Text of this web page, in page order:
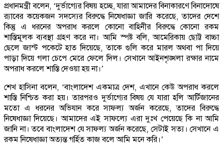
প্রধানমন্ত্রী বলেন, ‘দুর্ভাগ্যের বিষয় হচ্ছে, যারা আমাদের বিনাকারণে বিনাদোষে
র‌্যাবের কয়েকজন সদস্যের বিরুদ্ধে নিষেধাজ্ঞা জারি করেছে, তাদের দেশে
কিন্তু এ ধরনের অপরাধ করলে কোনো বাহিনীর বিরুদ্ধে কোনো রকম
শাস্তিমূলক ব্যবস্থা গ্রহণ করে না। আমি স্পষ্ট বলি, আমেরিকায় ছোট্ট বাচ্চা
ছেলে জাস্ট পকেটে হাত দিয়েছে, তাকে গুলি করে মারল অথবা পা দিয়ে
পাড়া দিয়ে গলা চেপে মেরে ফেলে দিল। সেখানে আইনশৃঙ্খলা রক্ষার নামে
অপরাধ করলে শাস্তি দেওয়া হয় না।’
শেখ হাসিনা বলেন, ‘বাংলাদেশ একমাত্র দেশ, এখানে কেউ অপরাধ করলে
শাস্তি নিশ্চিত করা হয়। তারপরও দুর্ভাগ্যের বিষয় যে যারা হলি আর্টিজানের
মতো এ ধরনের অভিযান করে সাফল্য অর্জন করেছে, তাদের বিরুদ্ধে
নিষেধাজ্ঞা দিয়েছে। আমাদের এই সাফল্যে এরা দুঃখ পেয়েছে কি না আমি
জানি না। তবে বাংলাদেশ যে সাফল্য অর্জন করেছে, সেটাই সত্য। সেখানে এ
রকম নিষেধাজ্ঞা অত্যন্ত গর্হিত কাজ বলে আমি মনে করি।’